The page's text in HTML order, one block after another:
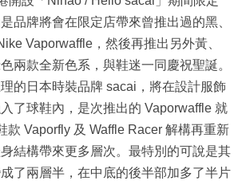
品牌將會在限定店帶來曾推出過的黑、
Vaporwaffle，然後再推出另外黃、
兩款全新色系，與鞋迷一同慶祝聖誕。
的日本時裝品牌 sacai，將在設計服飾
入了球鞋內，是次推出的 Vaporwaffle 就
款 Vaporfly 及 Waffle Racer 解構再重新
結構帶來更多層次。最特別的可說是其
了兩層半，在中底的後半部加多了半片